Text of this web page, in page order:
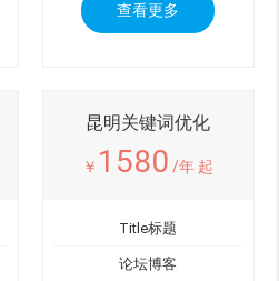
查看更多
昆明关键词优化
￥ 1580 /年 起
Title标题
论坛博客